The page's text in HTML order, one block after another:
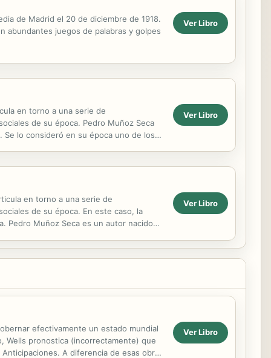
de Madrid el 20 de diciembre de 1918.
abundantes juegos de palabras y golpes
Ver Libro
en torno a una serie de
de su época. Pedro Muñoz Seca
Se lo consideró en su época uno de los
Ver Libro
en torno a una serie de
de su época. En este caso, la
Pedro Muñoz Seca es un autor nacido
Ver Libro
efectivamente un estado mundial
Wells pronostica (incorrectamente) que
A diferencia de esas obras
Ver Libro